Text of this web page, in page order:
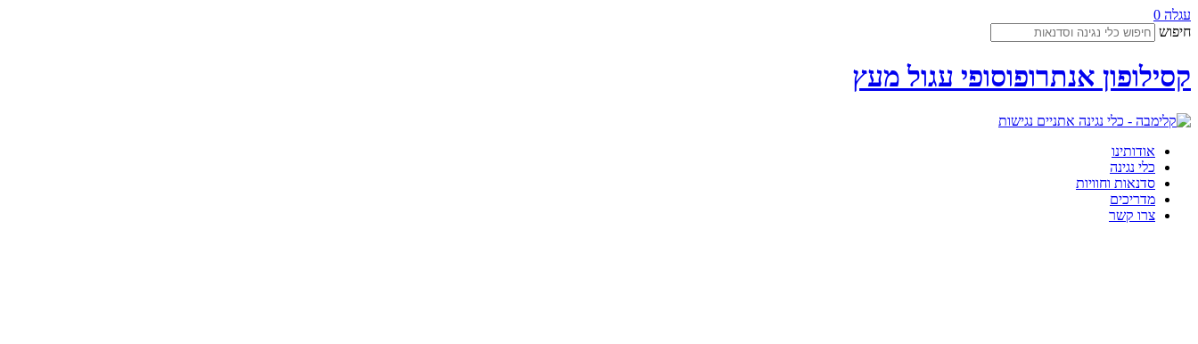
עגלה 0
חיפוש
קסילופון אנתרופוסופי עגול מעץ
נגישות
אודותינו
כלי נגינה
סדנאות וחוויות
מדריכים
צרו קשר